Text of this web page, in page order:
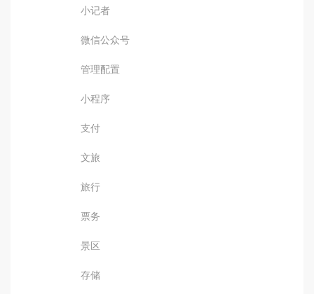
小记者
微信公众号
管理配置
小程序
支付
文旅
旅行
票务
景区
存储